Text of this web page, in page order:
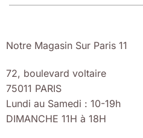
Notre Magasin Sur Paris 11
72, boulevard voltaire
75011 PARIS
Lundi au Samedi : 10-19h
DIMANCHE 11H à 18H